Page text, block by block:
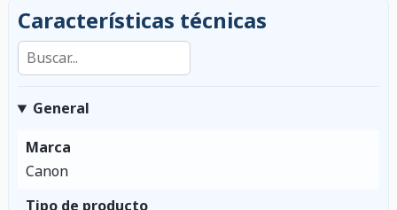
Características técnicas
Buscar en las características
General
Marca
Canon
Tipo de producto